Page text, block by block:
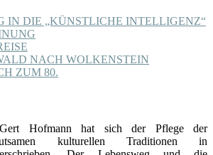
IN DIE „KÜNSTLICHE INTELLIGENZ“
NACH WOLKENSTEIN
ZUM 80.
Gert Hofmann hat sich der Pflege der
kulturellen Traditionen in